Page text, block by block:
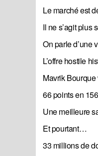
Le marché est
Il ne s’agit plus
On parle d’une
L’offre hostile
Mavrik
66 points en
Une meilleure
Et pourtant…
33 millions de